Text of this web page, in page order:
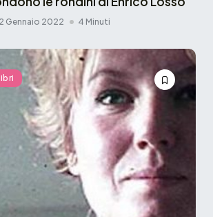
Gennaio 2022 4 Minuti